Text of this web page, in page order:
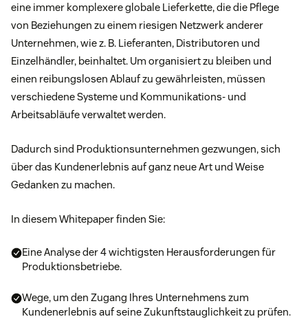
eine immer komplexere globale Lieferkette, die die Pflege
von Beziehungen zu einem riesigen Netzwerk anderer
Unternehmen, wie z. B. Lieferanten, Distributoren und
Einzelhändler, beinhaltet. Um organisiert zu bleiben und
einen reibungslosen Ablauf zu gewährleisten, müssen
verschiedene Systeme und Kommunikations- und
Arbeitsabläufe verwaltet werden.
Dadurch sind Produktionsunternehmen gezwungen, sich
über das Kundenerlebnis auf ganz neue Art und Weise
Gedanken zu machen.
In diesem Whitepaper finden Sie:
Eine Analyse der 4 wichtigsten Herausforderungen für
Produktionsbetriebe.
Wege, um den Zugang Ihres Unternehmens zum
Kundenerlebnis auf seine Zukunftstauglichkeit zu prüfen.